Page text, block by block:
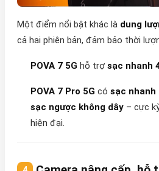
Một điểm nổi bật khác là dung
cả hai phiên bản, đảm bảo thời
POVA 7 5G hỗ trợ sạc nhanh
POVA 7 Pro 5G có sạc nhanh
sạc ngược không dây– cực
hiện đại.